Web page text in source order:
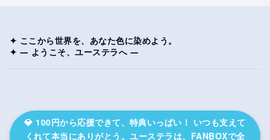
✦ ここから世界を、あなた色に染めよう。
✦ ― ようこそ、ユーステラへ ―
💎 100円から応援できて、特典いっぱい！ いつも支えて
くれて本当にありがとう。ユーステラは、FANBOXで全